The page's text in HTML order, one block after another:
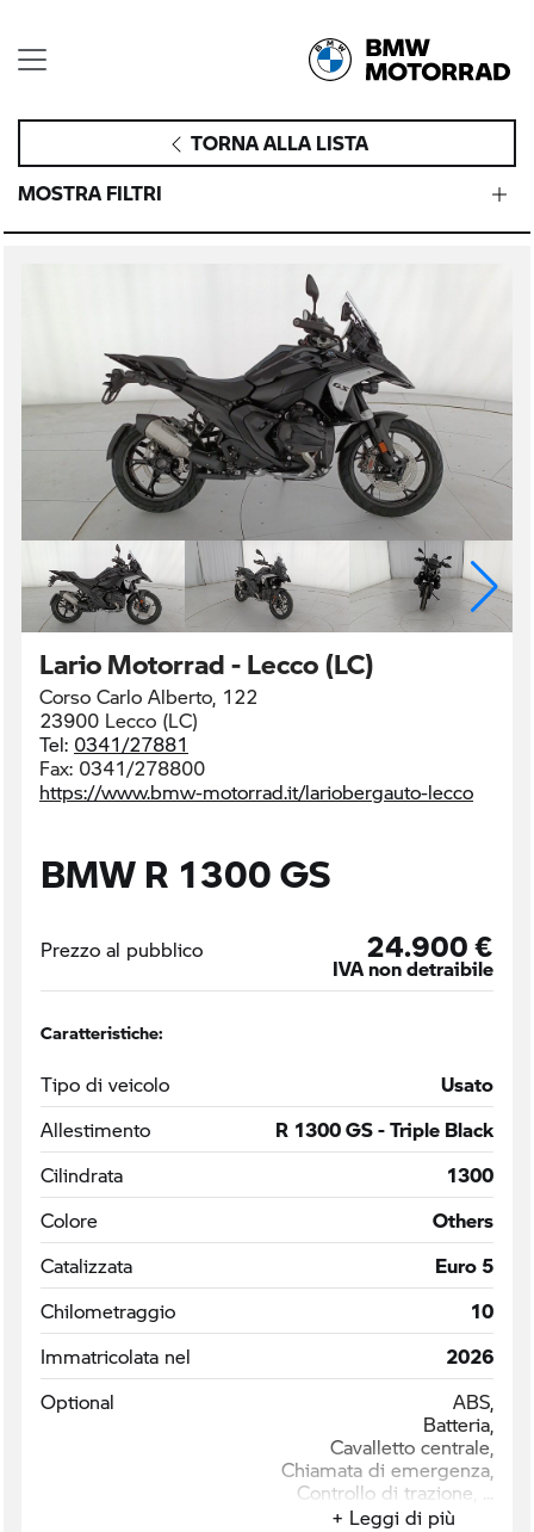
TORNA ALLA LISTA
MOSTRA FILTRI
Lario Motorrad - Lecco (LC)
Corso Carlo Alberto, 122
23900 Lecco (LC)
Tel: 0341/27881
Fax: 0341/278800
https://www.bmw-motorrad.it/lariobergauto-lecco
BMW R 1300 GS
Prezzo al pubblico 24.900 €
IVA non detraibile
Caratteristiche:
Tipo di veicolo
Usato
Allestimento
R 1300 GS - Triple Black
Cilindrata
1300
Colore
Others
Catalizzata
Euro 5
Chilometraggio
10
Immatricolata nel
2026
Optional
ABS,
Batteria,
Cavalletto centrale,
Chiamata di emergenza,
Controllo di trazione,
+ Leggi di più